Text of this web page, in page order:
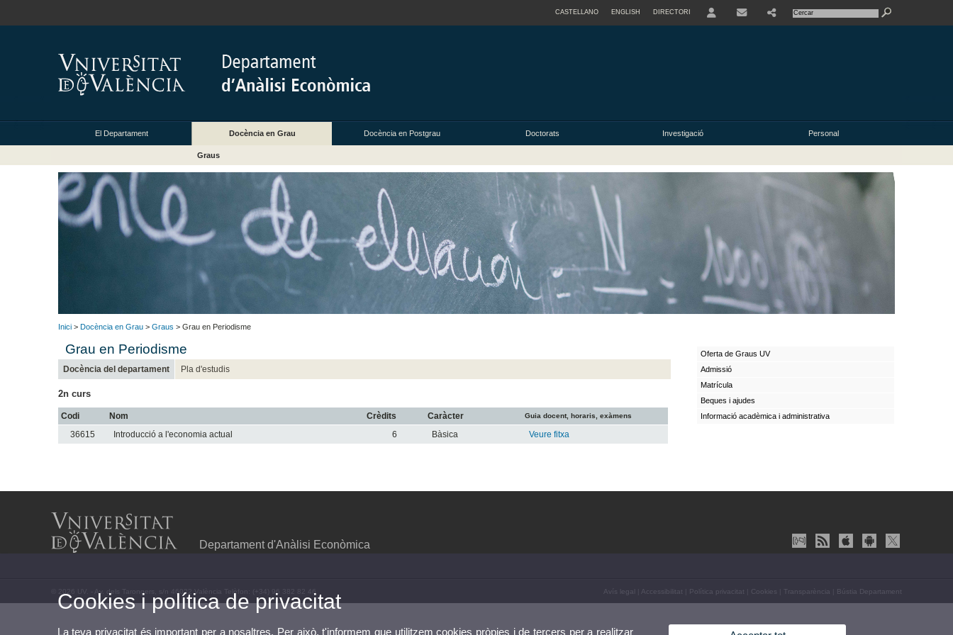
CASTELLANO ENGLISH DIRECTORI
El Departament Docència en Grau Docència en Postgrau Doctorats Investigació Personal
Graus
Inici > Docència en Grau > Graus > Grau en Periodisme
Grau en Periodisme
Docència del departament Pla d'estudis
2n curs
Codi Nom Crèdits Caràcter Guia docent, horaris, exàmens
36615 Introducció a l'economia actual 6 Bàsica Veure fitxa
Oferta de Graus UV
Admissió
Matrícula
Beques i ajudes
Informació acadèmica i administrativa
Departament d'Anàlisi Econòmica
© 2026 UV. - Av. dels Tarongers, s/n 46022 València Telèfon: (+34) 96 382 82 46 Avís legal Accessibilitat Política privacitat Cookies Transparència Bústia Departament
Cookies i política de privacitat
La teva privacitat és important per a nosaltres. Per això, t'informem que utilitzem cookies pròpies i de tercers per a realitzar